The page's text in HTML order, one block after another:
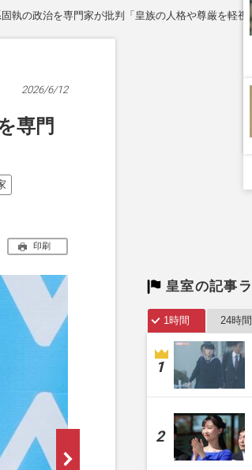
執の政治を専門家が批判「皇族の人格や尊厳を軽視
2026/6/12
専門
印刷
皇室の記事
1時間 24時間